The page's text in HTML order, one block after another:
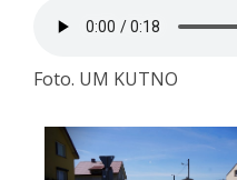
Foto. UM KUTNO